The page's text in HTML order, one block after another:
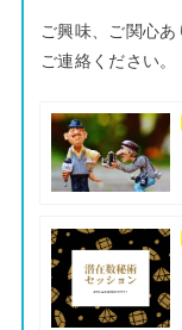
ご興味、ご関心
ご連絡ください。